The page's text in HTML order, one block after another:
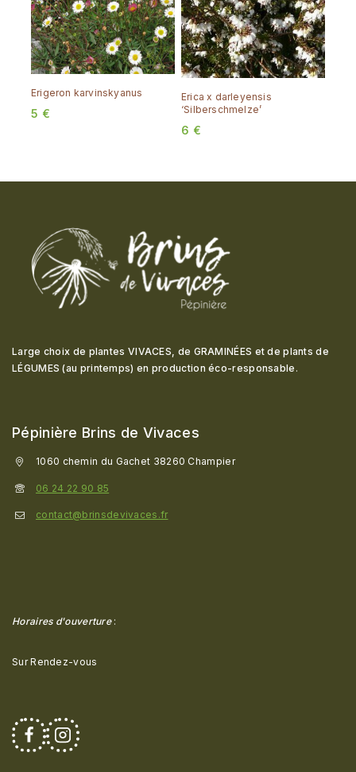
Erigeron karvinskyanus
5 €
Erica x darleyensis
‘Silberschmelze’
6 €
Large choix de plantes VIVACES, de GRAMINÉES et de plants de
LÉGUMES (au printemps) en production éco-responsable .
Pépinière Brins de Vivaces
1060 chemin du Gachet 38260 Champier
06 24 22 90 85
contact@brinsdevivaces.fr
Horaires d'ouverture:
Sur Rendez-vous